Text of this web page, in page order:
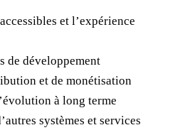
et l’expérience
de développement
et de monétisation
à long terme
systèmes et services